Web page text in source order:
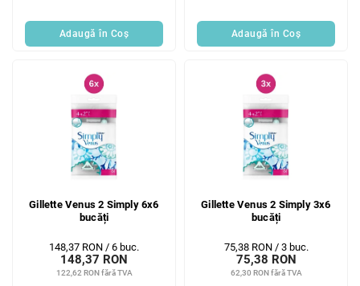
Adaugă în Coş Adaugă în Coş
Gillette Venus 2 Simply 6x6
bucăți
122,62 RON fără TVA
148,37 RON
Evaluare
preţ:
148,37 RON / 6 buc.
Gillette Venus 2 Simply 3x6
bucăți
62,30 RON fără TVA
75,38 RON
Evaluare
preţ:
75,38 RON / 3 buc.